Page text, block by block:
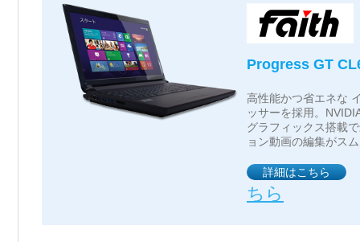
Progress GT
高性能かつ省エネな
ッサーを採用。
グラフィックス搭載
ョン動画の編集がス
詳細はこちら
ちら